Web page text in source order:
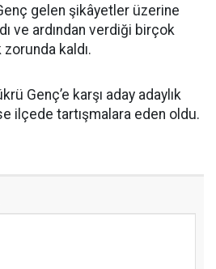
gelen şikâyetler üzerine
ve ardından verdiği birçok
kaldı.
Genç’e karşı aday adaylık
ilçede tartışmalara eden oldu.